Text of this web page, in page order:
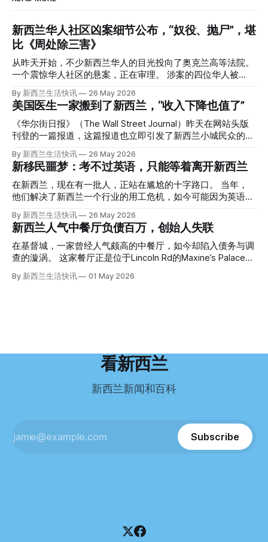
新西兰华人社区凶案细节公布，“奴役、抛尸”，堪
比《周处除三害》
从昨天开始，不少新西兰华人的目光投向了奥克兰高等法院。
一个震惊华人社区的悬案，正在审理。 涉案的四位华人被
告，站在了法庭，被控与一位70岁中国女人的死有关。 事情
的复杂程度，远超人们的想象。 神秘的黑色塑料袋 先让我们
回到2024年3月12日。 新西兰一个名叫Paul Middleton的老
人，在奥克兰Gulf Harbour钓鱼时，发现了一个黑色塑料袋，
里面是一堆衣服。 再扒开衣服，他看到了一只手，一只人
腰部对折，黑色胶带缠着头、手腕和身体，整个人被绑成胎儿
状。 两个10公斤的米袋装满了石头，用胶带死死缠在尸体
上。 死者是亚洲面孔的老年女性，头部、脸、胳膊都有钝器
伤，当时身穿一件“娟燕牌”内衣和黑色长裤。 她是谁？没有人
Operation Parade的案子，开始调查。 米袋泄露秘密 破案的
关键，是两个米袋。这两个塑料米袋里装着用来压住尸体的花
园石头。 每个米袋上都有序列号。 警察一家家查，发现这批
米是在奥克兰北岸一家超市卖的。
By 新西兰生活快讯 26 May 2026
美国医生一家搬到了新西兰，“收入下降也值了”
《华尔街日报》（The Wall Street Journal）昨天在网站头版
刊登的一篇报道，这篇报道也立即引发了新西兰小城民众的兴
趣： “精疲力尽的美国医生，正在离开美国，前往新西兰一座
偏远小镇。” “精疲力尽的美国医生”搬家新西兰 四年前，在加
州拉霍亚（La Jolla）一家医院担任内科医生的Brandon
Williams医生达到了崩溃的边缘。 患者人数激增、医疗人员短
缺、医疗事故诉讼的威胁，以及对患者无力支付医疗费用的忧
（PTSD）。他的其中一位同事甚至因自杀身亡。 他并不想放
弃从医，但他不想再在美国行医了。 于是，他与38岁的妻子
Ellen Williams开始在欧洲寻找更好的选择。 就在那时，他收
到了一封来自新西兰医疗招聘人员的信。 “虽然跑到那个‘与世
义。”现年39岁的加州人Brandon说道。 2024年11月，这家人
By 新西兰生活快讯 26 May 2026
新移民噩梦：考不过英语，只能等着离开新西兰
在新西兰，现在有一批人，正站在尴尬的十字路口。 当年，
他们解决了新西兰一个行业的用工危机，如今可能因为英语考
试，不得不在几年内离开这个国家。 一位移民的无奈感叹：
“如果我们真能考到那个分数，就不会来开公交车了。” 因为英
语，他们一直无法上岸 来自菲律宾的Ryan De Guzman，就是
这批人中的一员。 2023年，当他看到新西兰招聘海外公交司
机的信息时，几乎没有犹豫就提交了申请。 “我听说这里气候
年3月抵达奥克兰。 当时心里盘算着：努力工作两年，申请居
所需的英语门槛。 De Guzman选择了另一项考试——
Pearson Test of English，最终成绩是45分，而申请要求是58
By 新西兰生活快讯 26 May 2026
新西兰人气中餐厅负债百万，创始人失联
在基督城，一家曾经人气颇高的中餐厅，如今却陷入债务与调
查的漩涡。 这家餐厅正是位于Lincoln Rd的Maxine’s Palace。
其背后的公司已进入清算程序，债务总额接近100万纽币，而
引人关注的是——清算人目前无法联系到创始人本人。 今年3
纽币，员工索赔金额仍在核算中。 整体债务规模，已经逼近
这导致公司财务记录尚未完全掌握，资产处置是否合理仍待核
在核查资产出售是否符合市
By 新西兰生活快讯 01 May 2026
看新西兰
新西兰新闻和百科
Subscribe